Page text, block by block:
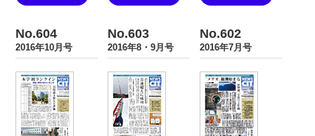
No.604
2016年10月号
No.603
2016年8・9月号
No.602
2016年7月号